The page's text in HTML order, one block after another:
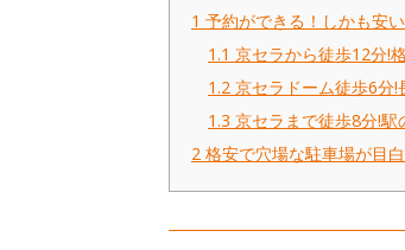
1 予約ができる！しかも安
1.1 京セラから徒歩12分!
1.2 京セラドーム徒歩6分
1.3 京セラまで徒歩8分!
2 格安で穴場な駐車場が目